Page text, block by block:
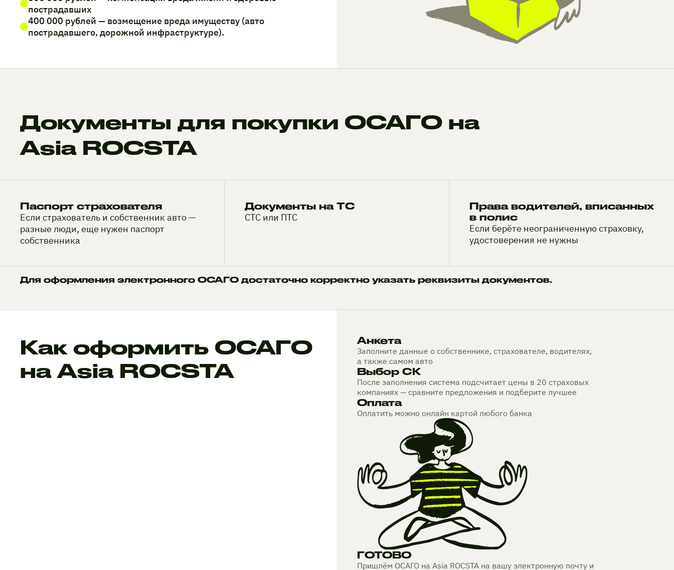
пострадавших
400 000 рублей — возмещение вреда имуществу (авто
пострадавшего, дорожной инфраструктуре).
Документы для покупки ОСАГО на
Asia ROCSTA
Паспорт страхователя
Если страхователь и собственник авто —
разные люди, еще нужен паспорт
собственника
Документы на ТС
СТС или ПТС
Права водителей, вписанных
в полис
Если берёте неограниченную страховку,
удостоверения не нужны
Для оформления электронного ОСАГО достаточно корректно указать реквизиты документов.
Как оформить ОСАГО
на Asia ROCSTA
Анкета
Заполните данные о собственнике, страхователе, водителях,
а также самом авто
Выбор СК
После заполнения система подсчитает цены в 20 страховых
компаниях — сравните предложения и подберите лучшее
Оплата
Оплатить можно онлайн картой любого банка
ГОТОВО
Пришлём ОСАГО на Asia ROCSTA на вашу электронную почту и